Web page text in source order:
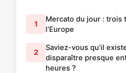
1
Mercato du jour : trois
l’Europe
2
Saviez-vous qu’il
disparaître presque
heures ?